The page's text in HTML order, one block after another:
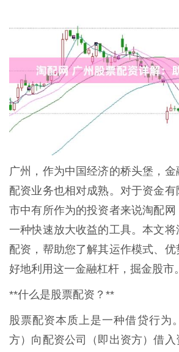
广州，作为中国经济的桥头堡，
配资业务也相对成熟。对于资金
市中有所作为的投资者来说淘配
一种快速放大收益的工具。本文
配资，帮助您了解其运作模式、
好地利用这一金融杠杆，掘金股市。
**什么是股票配资？**
股票配资本质上是一种借贷行为
方）向配资公司（即出资方）借